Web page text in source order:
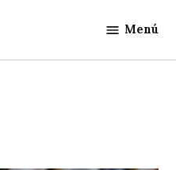
Menú